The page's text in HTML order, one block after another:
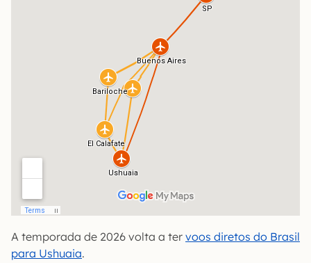
A temporada de 2026 volta a ter voos diretos do Brasil
para Ushuaia.